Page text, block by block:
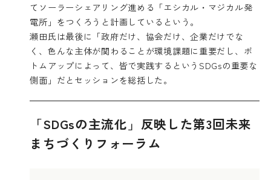
てソーラーシェアリング進める「エシカル・マジカル発
電所」をつくろうと計画しているという。
瀬田氏は最後に「政府だけ、協会だけ、企業だけでな
く、色んな主体が関わることが環境課題に重要だし、ボ
トムアップによって、皆で実践するというSDGsの重要な
側面」だとセッションを総括した。
「SDGsの主流化」反映した第3回未来
まちづくりフォーラム